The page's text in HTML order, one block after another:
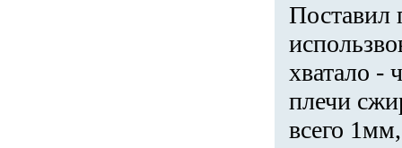
Поставил
хватало -
плечи
всего